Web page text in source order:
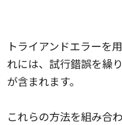
トライアンドエラーを
れには、試行錯誤を繰
が含まれます。
これらの方法を組み合